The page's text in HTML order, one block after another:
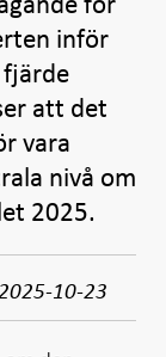
inför
fjärde
att det
vara
nivå om
2025.
10-23